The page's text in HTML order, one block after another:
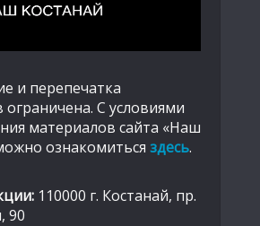
и перепечатка
С условиями
материалов сайта «Наш
ознакомиться здесь.
110000 г. Костанай, пр.
90